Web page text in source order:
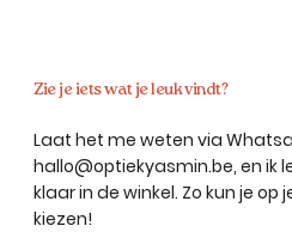
Zie je iets wat je leuk vindt?
Laat het me weten via
hallo@optiekyasmin.be, en ik
klaar in de winkel. Zo kun je op
kiezen!